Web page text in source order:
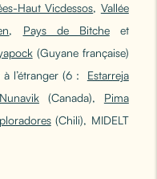
Haut Vicdessos, Vallée
, Pays de Bitcheet
(Guyane française)
l’étranger (6 : Estarreja
Nunavik(Canada), Pima
(Chili), MIDELT